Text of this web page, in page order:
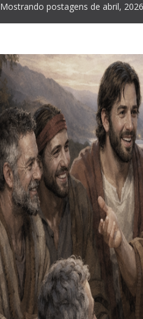
Mostrando postagens de abril, 2026